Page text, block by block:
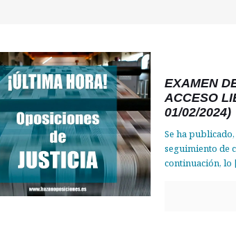
EXAMEN
ACCESO
01/02/2024)
Se ha
seguimiento de
continuación, lo